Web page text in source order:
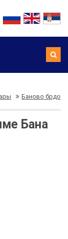
Баново брдо
Бана